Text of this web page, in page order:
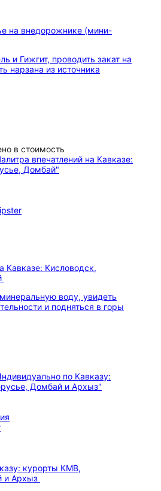
на внедорожнике (мини-
и Гижгит, проводить закат на
нарзана из источника
в стоимость
Кавказе: Кисловодск,
воду, увидеть
и подняться в горы
курорты КМВ,
и Архыз